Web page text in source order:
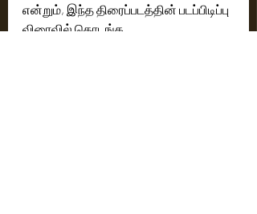
என்றும், இந்த திரைப்படத்தின் படப்பிடிப்பு
விரைவில் தொடங்க